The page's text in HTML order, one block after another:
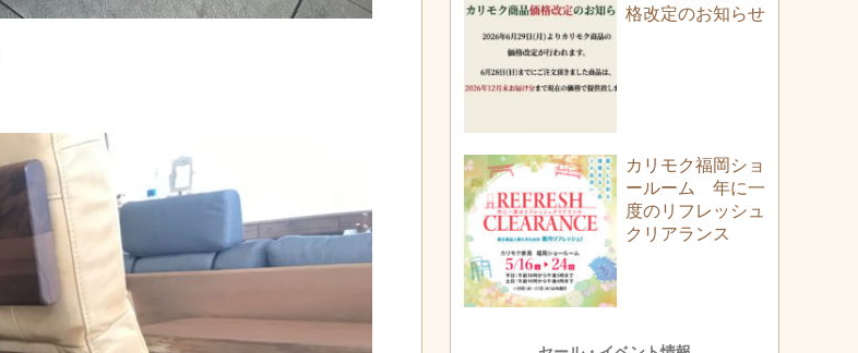
格改定のお知らせ
カリモク福岡ショ
ールーム 年に一
度のリフレッシュ
クリアランス